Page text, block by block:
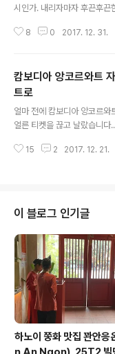
시인가. 내리자마자 후끈후끈
반팔... 공항에 도착하자마자
찾기도 하고, 인심이 후한 것
다."라고 멘트하면서 장난을
다보니, 아주머니 아저씨들이
아프리카에서 40달러를 안
았던 기억에 비하면....무지
수속을 마치고 옷을 좀 얇은
8 0 2017. 12. 31.
캄보디아 앙코르와트
트로
얼마 전에 캄보디아 앙코르와
얼른 티켓을 끊고 날랐습니다
류세 등 합치면 21만) 자유여
상 저의 숙소는 "게스트 하우
호텔로 예약! (에어비앤비) 그
대략적인 계획(동선) 짜기. 제
개 정도 가고 싶은 곳만 대략
관광지가 있으면 현지여행사
15 2 2017. 12. 21.
이 블로그 인기글
하노이 쭝화 맛집 꽌안